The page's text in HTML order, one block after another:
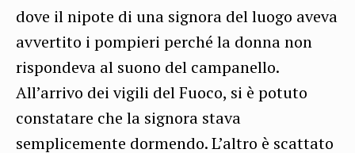
dove il nipote di una signora del luogo aveva
avvertito i pompieri perché la donna non
rispondeva al suono del campanello.
All’arrivo dei vigili del Fuoco, si è potuto
constatare che la signora stava
semplicemente dormendo. L’altro è scattato